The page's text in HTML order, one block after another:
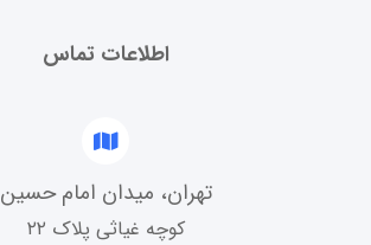
اطلاعات تماس
تهران، میدان امام حسین
کوچه غیاثی پلاک ۲۲